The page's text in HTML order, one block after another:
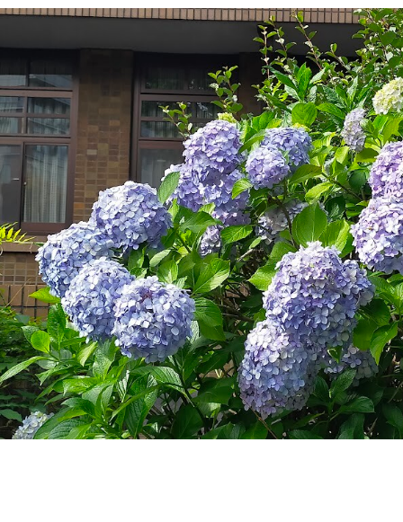
認知症介護研究・研修東京センター
よくあるご質問
交通アクセス
お問い合わせ
プライバシーポリシー